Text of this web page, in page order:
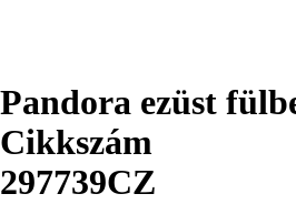
Pandora ezüst
Cikkszám
297739CZ